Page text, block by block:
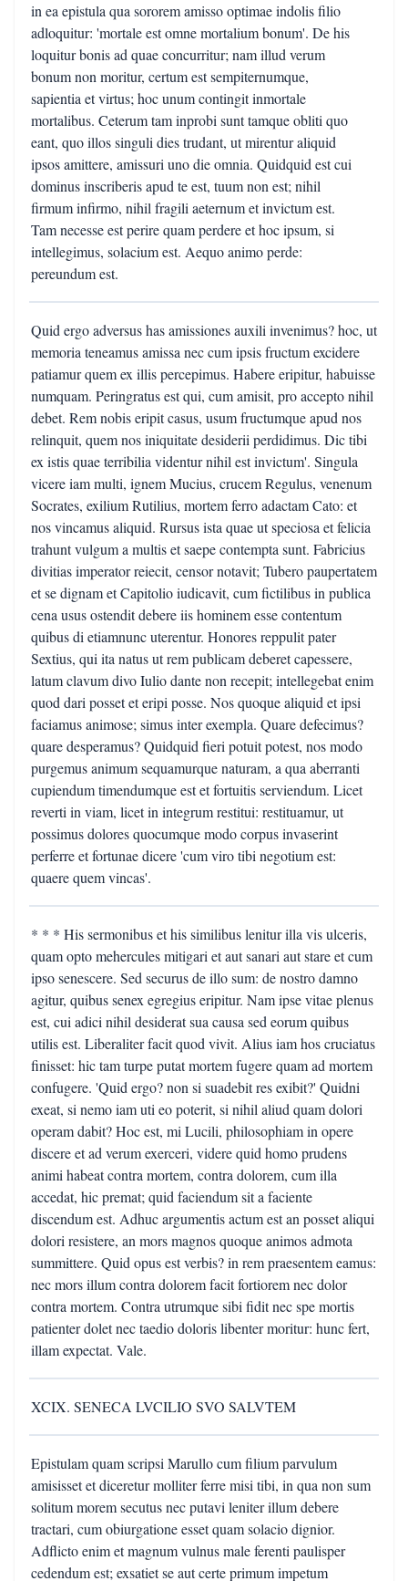
in ea epistula qua sororem amisso optimae indolis filio
adloquitur: 'mortale est omne mortalium bonum'. De his
loquitur bonis ad quae concurritur; nam illud verum
bonum non moritur, certum est sempiternumque,
sapientia et virtus; hoc unum contingit inmortale
mortalibus. Ceterum tam inprobi sunt tamque obliti quo
eant, quo illos singuli dies trudant, ut mirentur aliquid
ipsos amittere, amissuri uno die omnia. Quidquid est cui
dominus inscriberis apud te est, tuum non est; nihil
firmum infirmo, nihil fragili aeternum et invictum est.
Tam necesse est perire quam perdere et hoc ipsum, si
intellegimus, solacium est. Aequo animo perde:
pereundum est.
Quid ergo adversus has amissiones auxili invenimus? hoc, ut
memoria teneamus amissa nec cum ipsis fructum excidere
patiamur quem ex illis percepimus. Habere eripitur, habuisse
numquam. Peringratus est qui, cum amisit, pro accepto nihil
debet. Rem nobis eripit casus, usum fructumque apud nos
relinquit, quem nos iniquitate desiderii perdidimus. Dic tibi
ex istis quae terribilia videntur nihil est invictum'. Singula
vicere iam multi, ignem Mucius, crucem Regulus, venenum
Socrates, exilium Rutilius, mortem ferro adactam Cato: et
nos vincamus aliquid. Rursus ista quae ut speciosa et felicia
trahunt vulgum a multis et saepe contempta sunt. Fabricius
divitias imperator reiecit, censor notavit; Tubero paupertatem
et se dignam et Capitolio iudicavit, cum fictilibus in publica
cena usus ostendit debere iis hominem esse contentum
quibus di etiamnunc uterentur. Honores reppulit pater
Sextius, qui ita natus ut rem publicam deberet capessere,
latum clavum divo Iulio dante non recepit; intellegebat enim
quod dari posset et eripi posse. Nos quoque aliquid et ipsi
faciamus animose; simus inter exempla. Quare defecimus?
quare desperamus? Quidquid fieri potuit potest, nos modo
purgemus animum sequamurque naturam, a qua aberranti
cupiendum timendumque est et fortuitis serviendum. Licet
reverti in viam, licet in integrum restitui: restituamur, ut
possimus dolores quocumque modo corpus invaserint
perferre et fortunae dicere 'cum viro tibi negotium est:
quaere quem vincas'.
* * * His sermonibus et his similibus lenitur illa vis ulceris,
quam opto mehercules mitigari et aut sanari aut stare et cum
ipso senescere. Sed securus de illo sum: de nostro damno
agitur, quibus senex egregius eripitur. Nam ipse vitae plenus
est, cui adici nihil desiderat sua causa sed eorum quibus
utilis est. Liberaliter facit quod vivit. Alius iam hos cruciatus
finisset: hic tam turpe putat mortem fugere quam ad mortem
confugere. 'Quid ergo? non si suadebit res exibit?' Quidni
exeat, si nemo iam uti eo poterit, si nihil aliud quam dolori
operam dabit? Hoc est, mi Lucili, philosophiam in opere
discere et ad verum exerceri, videre quid homo prudens
animi habeat contra mortem, contra dolorem, cum illa
accedat, hic premat; quid faciendum sit a faciente
discendum est. Adhuc argumentis actum est an posset aliqui
dolori resistere, an mors magnos quoque animos admota
summittere. Quid opus est verbis? in rem praesentem eamus:
nec mors illum contra dolorem facit fortiorem nec dolor
contra mortem. Contra utrumque sibi fidit nec spe mortis
patienter dolet nec taedio doloris libenter moritur: hunc fert,
illam expectat. Vale.
XCIX. SENECA LVCILIO SVO SALVTEM
Epistulam quam scripsi Marullo cum filium parvulum
amisisset et diceretur molliter ferre misi tibi, in qua non sum
solitum morem secutus nec putavi leniter illum debere
tractari, cum obiurgatione esset quam solacio dignior.
Adflicto enim et magnum vulnus male ferenti paulisper
cedendum est; exsatiet se aut certe primum impetum